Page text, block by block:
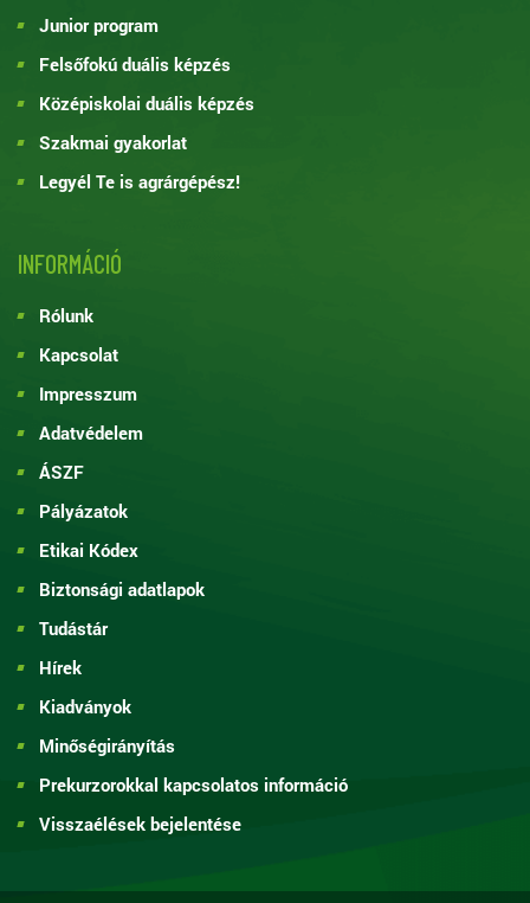
Junior program
Felsőfokú duális képzés
Középiskolai duális képzés
Szakmai gyakorlat
Legyél Te is agrárgépész!
INFORMÁCIÓ
Rólunk
Kapcsolat
Impresszum
Adatvédelem
ÁSZF
Pályázatok
Etikai Kódex
Biztonsági adatlapok
Tudástár
Hírek
Kiadványok
Minőségirányítás
Prekurzorokkal kapcsolatos információ
Visszaélések bejelentése